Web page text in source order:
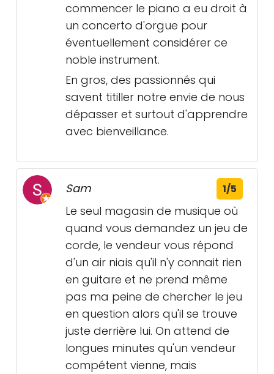
commencer le piano a eu droit à
un concerto d'orgue pour
éventuellement considérer ce
noble instrument.
En gros, des passionnés qui
savent titiller notre envie de nous
dépasser et surtout d'apprendre
avec bienveillance.
Sam 1/5
Le seul magasin de musique où
quand vous demandez un jeu de
corde, le vendeur vous répond
d'un air niais qu'il n'y connait rien
en guitare et ne prend même
pas ma peine de chercher le jeu
en question alors qu'il se trouve
juste derrière lui. On attend de
longues minutes qu'un vendeur
compétent vienne, mais